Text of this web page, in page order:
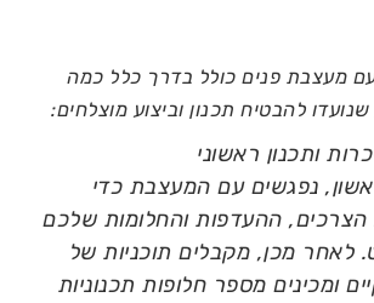
מעצבת פנים כולל בדרך כלל כמה
להבטיח תכנון וביצוע מוצלחים:
ותכנון ראשוני
נפגשים עם המעצבת כדי
הצרכים, ההעדפות והחלומות שלכם
לאחר מכן, מקבלים תוכניות של
ומכינים מספר חלופות תכנוניות